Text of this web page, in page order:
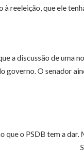
à reeleição, que ele
a discussão de uma
governo. O senador
que o PSDB tem a